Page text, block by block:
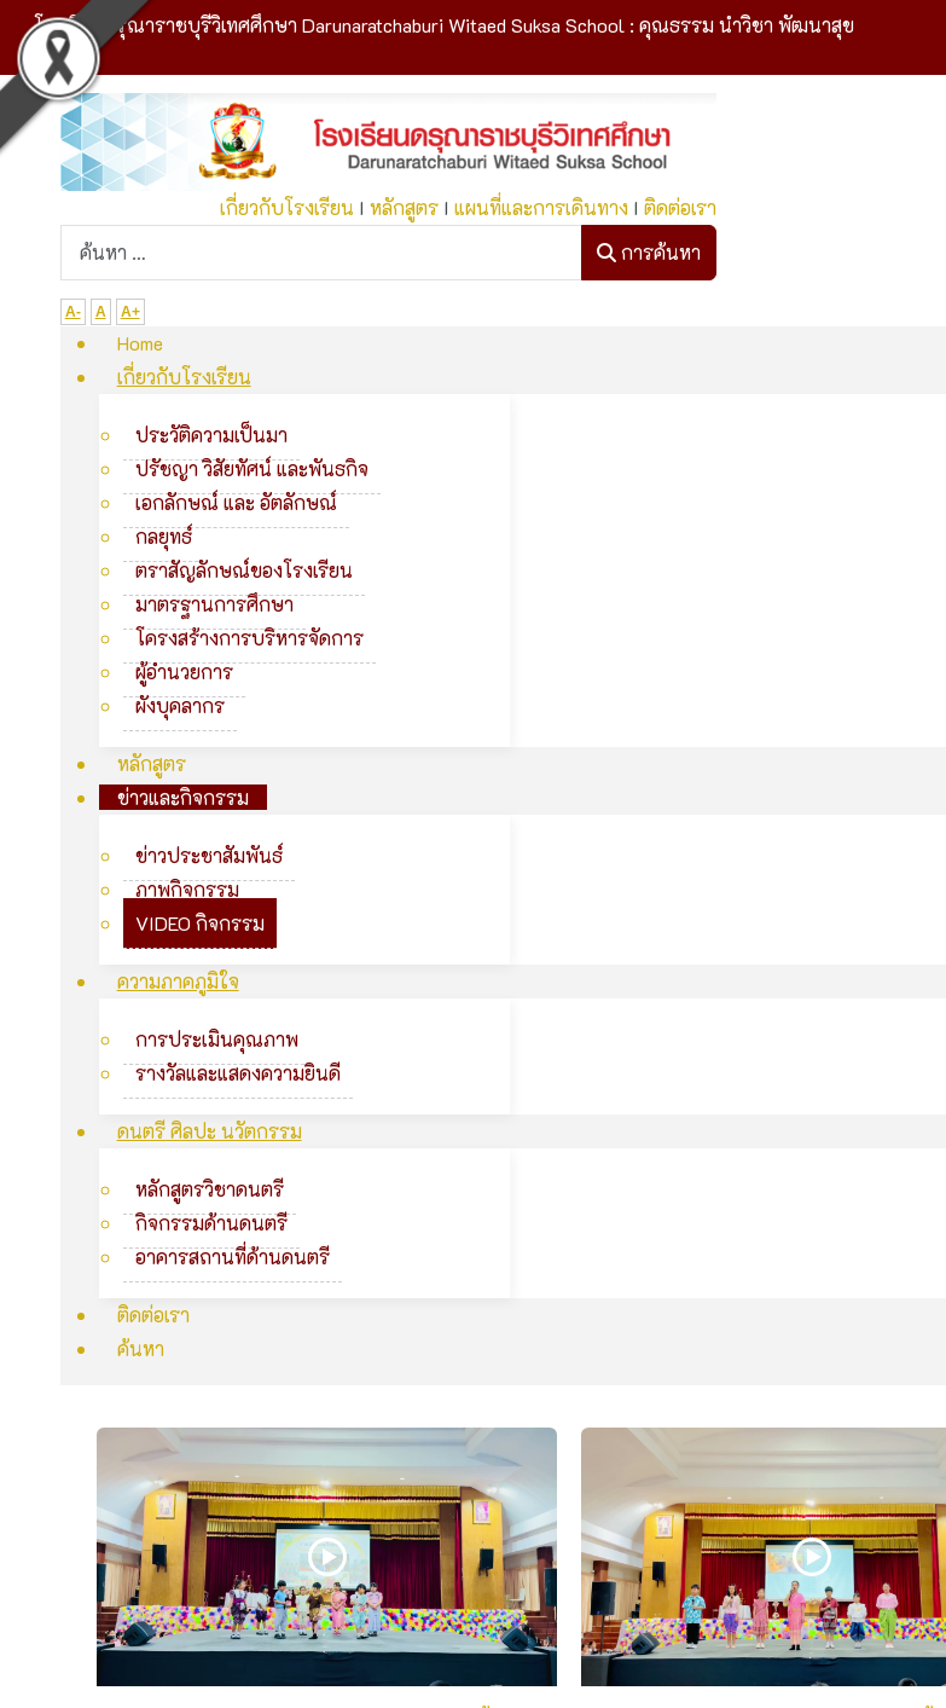
โรงเรียนดรุณาราชบุรีวิเทศศึกษา Darunaratchaburi Witaed Suksa School : คุณธรรม นำวิชา พัฒนาสุข
เกี่ยวกับโรงเรียน Iหลักสูตร Iแผนที่และการเดินทาง Iติดต่อเรา
การค้นหา
A- A A+
Home
เกี่ยวกับโรงเรียน
ประวัติความเป็นมา
ปรัชญา วิสัยทัศน์ และพันธกิจ
เอกลักษณ์ และ อัตลักษณ์
กลยุทธ์
ตราสัญลักษณ์ของโรงเรียน
มาตรฐานการศึกษา
โครงสร้างการบริหารจัดการ
ผู้อำนวยการ
ผังบุคลากร
หลักสูตร
ข่าวและกิจกรรม
ข่าวประชาสัมพันธ์
ภาพกิจกรรม
VIDEO กิจกรรม
ความภาคภูมิใจ
การประเมินคุณภาพ
รางวัลและแสดงความยินดี
ดนตรี ศิลปะ นวัตกรรม
หลักสูตรวิชาดนตรี
กิจกรรมด้านดนตรี
อาคารสถานที่ด้านดนตรี
ติดต่อเรา
ค้นหา